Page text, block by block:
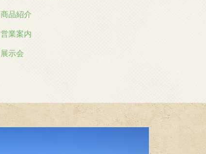
商品紹介
営業案内
展示会